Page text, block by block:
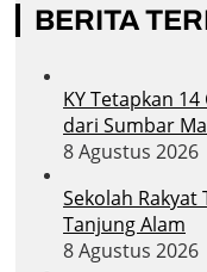
BERITA
KY Tetapkan
dari Sumbar
8 Agustus 2026
Sekolah
Tanjung Alam
8 Agustus 2026